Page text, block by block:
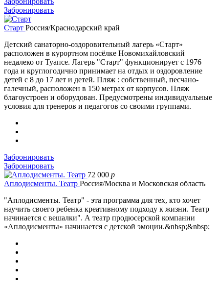
Забронировать
Старт Россия/Краснодарский край
Детский санаторно-оздоровительный лагерь «Старт»
расположен в курортном посёлке Новомихайловский
недалеко от Туапсе. Лагерь "Старт" функционирует с 1976
года и круглогодично принимает на отдых и оздоровление
детей с 8 до 17 лет и детей. Пляж : собственный, песчано-
галечный, расположен в 150 метрах от корпусов. Пляж
благоустроен и оборудован. Предусмотрены индивидуальные
условия для тренеров и педагогов со своими группами.
Забронировать
Забронировать
72 000 p
Аплодисменты. Театр Россия/Москва и Московская область
"Аплодисменты. Театр" - эта программа для тех, кто хочет
научить своего ребенка креативному подходу к жизни. Театр
начинается с вешалки". А театр продюсерской компании
«Аплодисменты» начинается с детской эмоции.&nbsp;&nbsp;